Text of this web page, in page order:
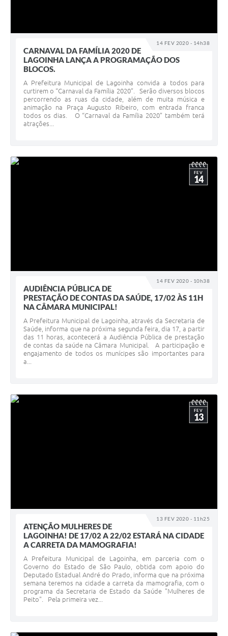
14 FEV 2020 - 14h38
CARNAVAL DA FAMÍLIA 2020 DE
LAGOINHA LANÇA A PROGRAMAÇÃO DOS
BLOCOS.
A Prefeitura Municipal de Lagoinha convida a todos para
curtirem o “Carnaval da Família 2020”. Serão diversos blocos
percorrendo as ruas da cidade, além de muita música e
animação na Praça Augusto Ribeiro, com entrada franca
todos os dias. O “Carnaval da Família 2020” também terá
atrações...
14 FEV 2020 - 10h38
FEV
14
AUDIÊNCIA PÚBLICA DE
PRESTAÇÃO DE CONTAS DA SAÚDE, 17/02 ÀS 11H
NA CÂMARA MUNICIPAL!
A Prefeitura Municipal de Lagoinha, através da Secretaria de
Saúde, informa que na próxima segunda feira, dia 17, a partir
das 11 horas, acontecerá a Audiência Pública de prestação
de contas da saúde na Câmara Municipal. A participação e
engajamento de todos os munícipes são importantes para
a...
13 FEV 2020 - 11h25
FEV
13
ATENÇÃO MULHERES DE
LAGOINHA! DE 17/02 A 22/02 ESTARÁ NA CIDADE
A CARRETA DA MAMOGRAFIA!
A Prefeitura Municipal de Lagoinha, em parceria com o
Governo do Estado de São Paulo, obtida com apoio do
Deputado Estadual André do Prado, informa que na próxima
semana teremos na cidade a carreta da mamografia, com o
programa da Secretaria de Estado da Saúde "Mulheres de
Peito". Pela primeira vez...